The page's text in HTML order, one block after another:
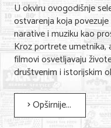
U okviru ovogodišnje
ostvarenja koja
narative i muziku kao
Kroz portrete umetnika,
filmovi osvetljavaju
društvenim i istorijskim
Opširnije...